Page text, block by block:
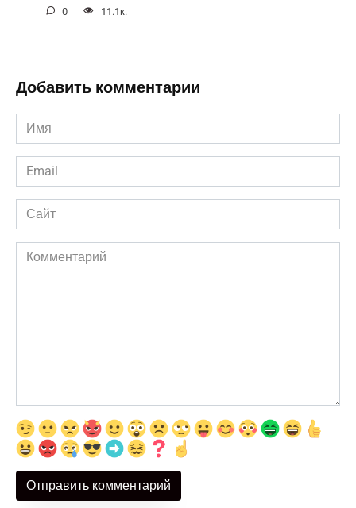
0 11.1к.
Добавить комментарии
Имя
*
Email
*
Сайт
Комментарий